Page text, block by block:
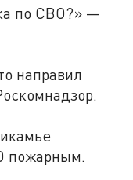
по СВО?» —
направил
пожарным.